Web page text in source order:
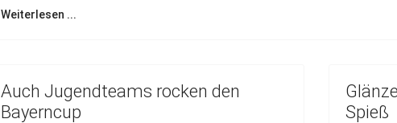
Weiterlesen ...
Auch Jugendteams rocken den
Bayerncup
Spieß